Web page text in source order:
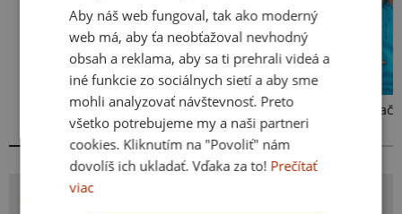
Kakat-du Bez potlače
POTLAČ PLNOTUČŇÁK
Aby náš web fungoval, tak ako moderný
web má, aby ťa neobťažoval nevhodný
obsah a reklama, aby sa ti prehrali videá a
iné funkcie zo sociálnych sietí a aby sme
mohli analyzovať návštevnosť. Preto
všetko potrebujeme my a naši partneri
cookies. Kliknutím na "Povoliť" nám
dovolíš ich ukladať. Vďaka za to! Prečítať
viac